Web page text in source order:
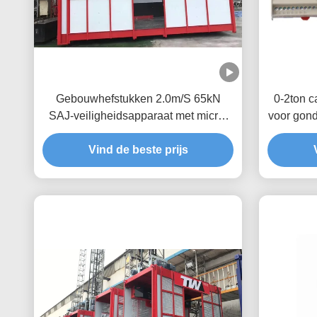
Gebouwhefstukken 2.0m/S 65kN
SAJ-veiligheidsapparaat met micro-
switch
Vind de beste prijs
0-2ton
voor